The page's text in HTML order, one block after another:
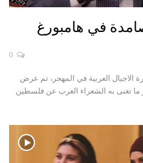
صامدة في هامبورغ
الاجيال العربية في المهجر، تم عرض
تغنى به الشعراء العرب عن فلسطين